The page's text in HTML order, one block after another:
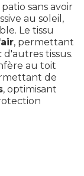
sans avoir
au soleil,
Le tissu
, permettant
tissus.
au toit
de
, optimisant